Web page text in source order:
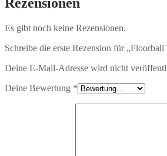
Rezensionen
Es gibt noch keine Rezensionen.
Schreibe die erste Rezension für
Deine E-Mail-Adresse wird nicht
Deine Bewertung *